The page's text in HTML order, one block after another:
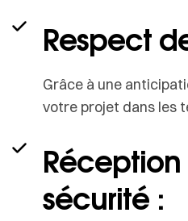
Respect
Grâce à une
votre projet dans les
sécurité :